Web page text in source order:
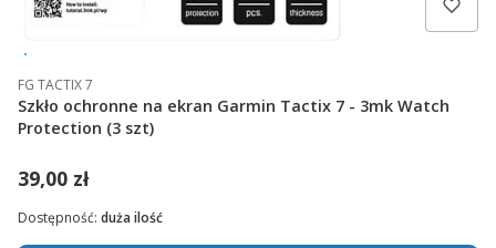
FG TACTIX 7
Szkło ochronne na ekran Garmin Tactix 7 - 3mk Watch
Protection (3 szt)
39,00 zł
Dostępność: duża ilość